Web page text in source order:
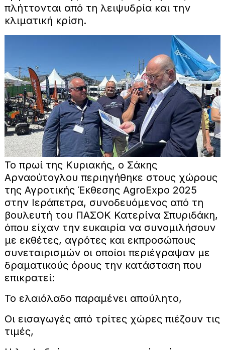
πλήττονται από τη λειψυδρία και την
κλιματική κρίση.
Το πρωί της Κυριακής, ο Σάκης
Αρναούτογλου περιηγήθηκε στους χώρους
της Αγροτικής Έκθεσης AgroExpo 2025
στην Ιεράπετρα, συνοδευόμενος από τη
βουλευτή του ΠΑΣΟΚ Κατερίνα Σπυριδάκη,
όπου είχαν την ευκαιρία να συνομιλήσουν
με εκθέτες, αγρότες και εκπροσώπους
συνεταιρισμών οι οποίοι περιέγραψαν με
δραματικούς όρους την κατάσταση που
επικρατεί:
Το ελαιόλαδο παραμένει απούλητο,
Οι εισαγωγές από τρίτες χώρες πιέζουν τις
τιμές,